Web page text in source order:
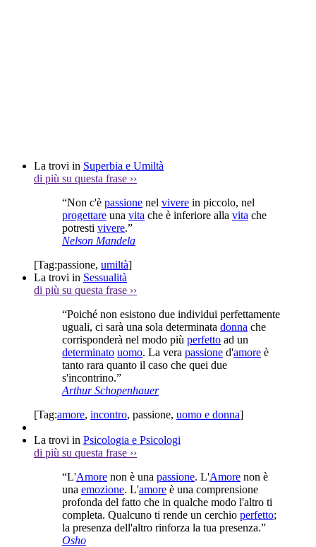
La trovi in Superbia e Umiltà
di più su questa frase ››
“Non c'è passione nel vivere in piccolo, nel
progettare una vita che è inferiore alla vita che
potresti vivere.”
Nelson Mandela
[Tag:passione, umiltà]
La trovi in Sessualità
di più su questa frase ››
“Poiché non esistono due individui perfettamente
uguali, ci sarà una sola determinata donna che
corrisponderà nel modo più perfetto ad un
determinato uomo. La vera passione d'amore è
tanto rara quanto il caso che quei due
s'incontrino.”
Arthur Schopenhauer
[Tag:amore, incontro, passione, uomo e donna]
La trovi in Psicologia e Psicologi
di più su questa frase ››
“L'Amore non è una passione. L'Amore non è
una emozione. L'amore è una comprensione
profonda del fatto che in qualche modo l'altro ti
completa. Qualcuno ti rende un cerchio perfetto;
la presenza dell'altro rinforza la tua presenza.”
Osho